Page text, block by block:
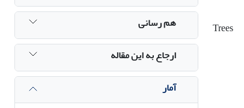
Trees
هم رسانی
ارجاع به این مقاله
آمار